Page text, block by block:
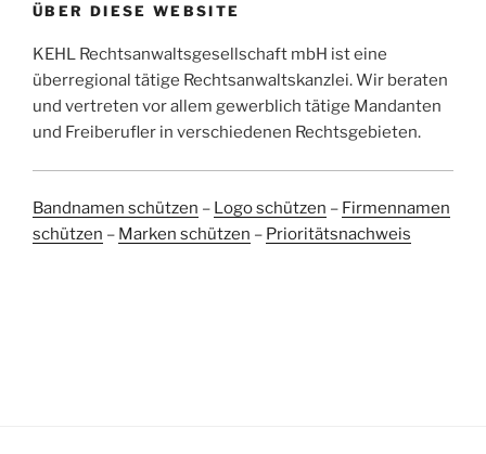
ÜBER DIESE WEBSITE
KEHL Rechtsanwaltsgesellschaft mbH ist eine
überregional tätige Rechtsanwaltskanzlei. Wir beraten
und vertreten vor allem gewerblich tätige Mandanten
und Freiberufler in verschiedenen Rechtsgebieten.
Bandnamen schützen – Logo schützen – Firmennamen
schützen – Marken schützen – Prioritätsnachweis